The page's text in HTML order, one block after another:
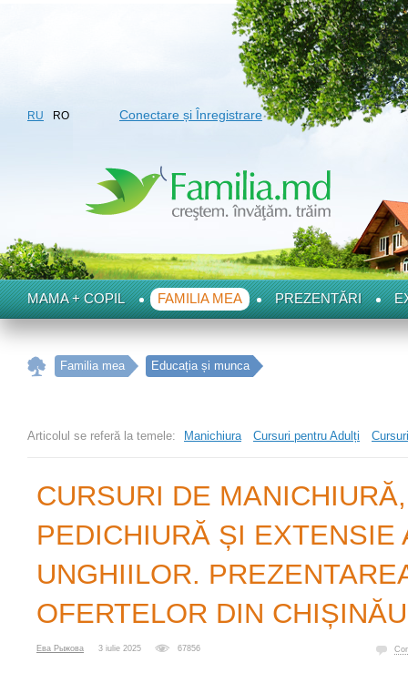
RU RO Conectare și Înregistrare
MAMA + COPIL FAMILIA MEA PREZENTĂRI
Familia mea Educația și munca
Articolul se referă la temele: Manichiura Cursuri pentru Adulți
CURSURI DE MANICHIURĂ,
PEDICHIURĂ ȘI EXTENSIE
UNGHIILOR.
OFERTELOR DIN CHIȘINĂU
Ева Рыжова 3 iulie 2025 67856